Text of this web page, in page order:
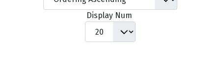
Display Num